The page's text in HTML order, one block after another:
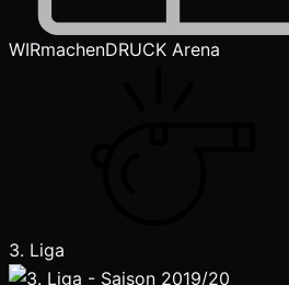
WIRmachenDRUCK Arena
3. Liga